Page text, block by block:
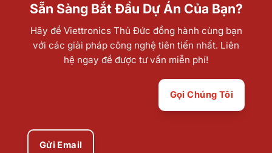
Sẵn Sàng Bắt Đầu Dự Án Của Bạn?
Hãy để Viettronics Thủ Đức đồng hành cùng bạn
với các giải pháp công nghệ tiên tiến nhất. Liên
hệ ngay để được tư vấn miễn phí!
Gọi Chúng Tôi
Gửi Email